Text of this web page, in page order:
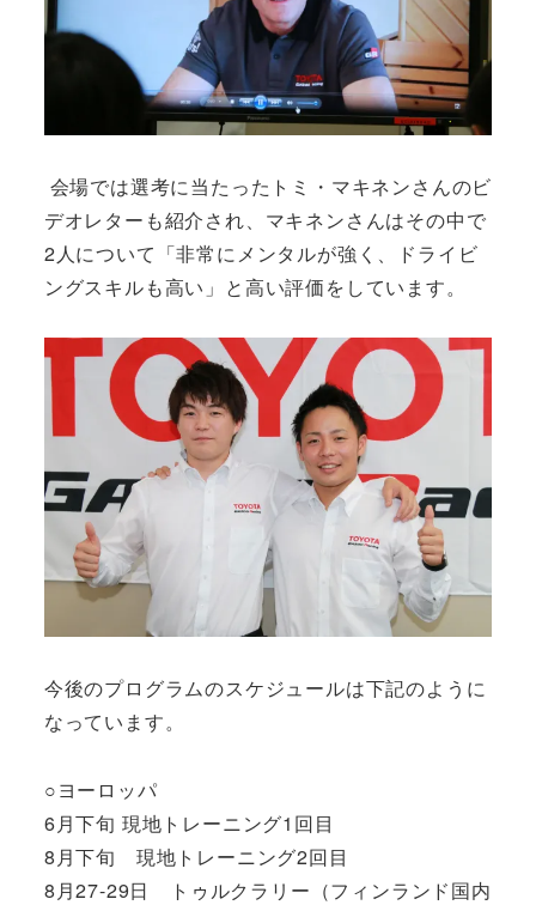
会場では選考に当たったトミ・マキネンさんのビ
デオレターも紹介され、マキネンさんはその中で
2人について「非常にメンタルが強く、ドライビ
ングスキルも高い」と高い評価をしています。
今後のプログラムのスケジュールは下記のように
なっています。
○ヨーロッパ
6月下旬 現地トレーニング1回目
8月下旬 現地トレーニング2回目
8月27-29日 トゥルクラリー（フィンランド国内